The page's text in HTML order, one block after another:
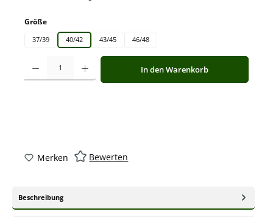
Größeauswählen
37/39 40/42 43/45 46/48
Produkt Anzahl: Gib den gewünschten Wert ein oder benutze die
In den Warenkorb
Merken Bewerten
Beschreibung